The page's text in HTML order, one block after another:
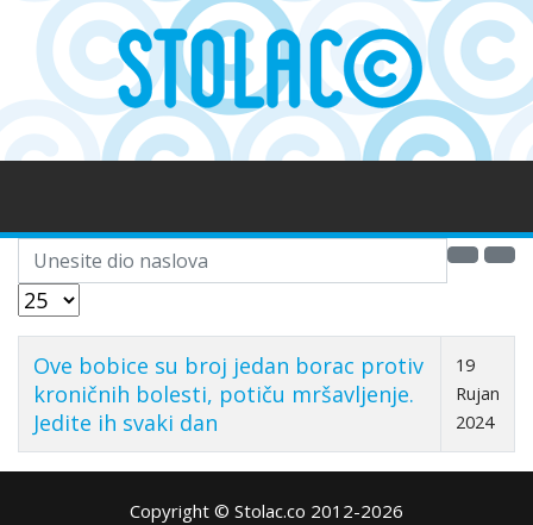
Unesite dio naslova
Prikaz #
Ove bobice su broj jedan borac protiv
kroničnih bolesti, potiču mršavljenje.
Jedite ih svaki dan
19
Rujan
2024
Copyright © Stolac.co 2012-2026